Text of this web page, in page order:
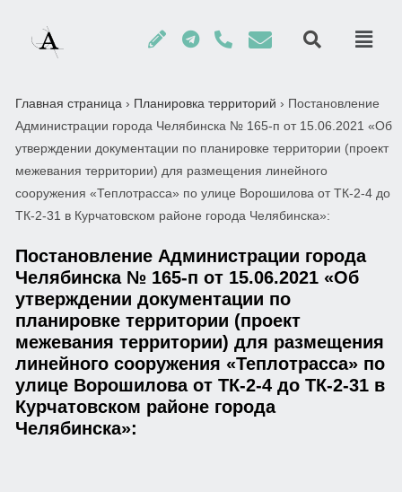
Главная страница › Планировка территорий › Постановление
Администрации города Челябинска № 165-п от 15.06.2021 «Об
утверждении документации по планировке территории (проект
межевания территории) для размещения линейного
сооружения «Теплотрасса» по улице Ворошилова от ТК-2-4 до
ТК-2-31 в Курчатовском районе города Челябинска»:
Постановление Администрации города
Челябинска № 165-п от 15.06.2021 «Об
утверждении документации по
планировке территории (проект
межевания территории) для размещения
линейного сооружения «Теплотрасса» по
улице Ворошилова от ТК-2-4 до ТК-2-31 в
Курчатовском районе города
Челябинска»: